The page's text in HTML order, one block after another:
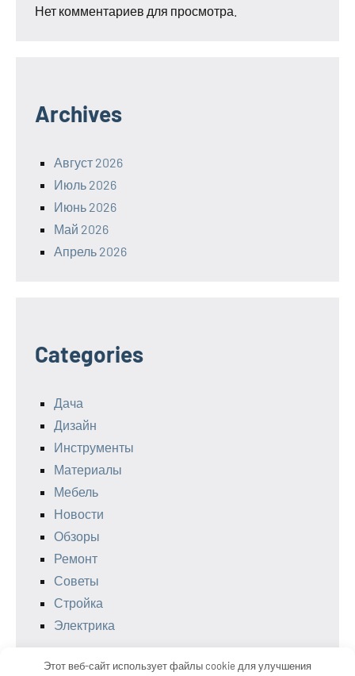
Нет комментариев для просмотра.
Archives
Август 2026
Июль 2026
Июнь 2026
Май 2026
Апрель 2026
Categories
Дача
Дизайн
Инструменты
Материалы
Мебель
Новости
Обзоры
Ремонт
Советы
Стройка
Электрика
Этот веб-сайт использует файлы cookie для улучшения